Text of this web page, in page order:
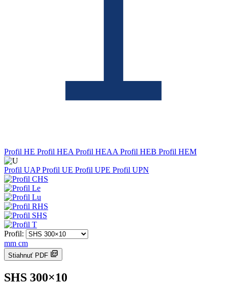
Profil HE Profil HEA Profil HEAA Profil HEB Profil HEM
Profil UAPProfil UE Profil UPE Profil UPN
Profil:
mm cm
Stiahnuť PDF
SHS 300×10